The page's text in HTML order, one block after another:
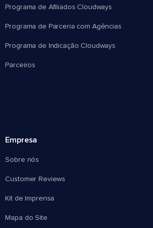
Programa de Afiliados Cloudways
Programa de Parceria com Agências
Programa de Indicação Cloudways
Parceiros
Empresa
Sobre nós
Customer Reviews
Kit de Imprensa
Mapa do Site